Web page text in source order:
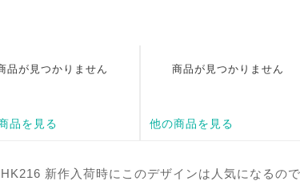
新作入荷時にこのデザインは人気になるの